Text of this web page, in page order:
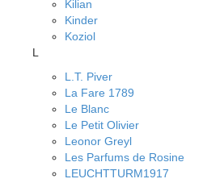
Kilian
Kinder
Koziol
L
L.T. Piver
La Fare 1789
Le Blanc
Le Petit Olivier
Leonor Greyl
Les Parfums de Rosine
LEUCHTTURM1917